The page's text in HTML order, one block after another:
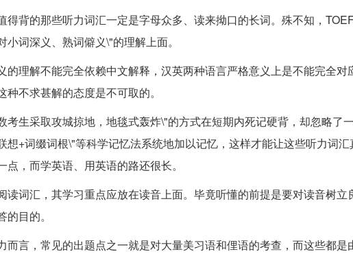
背的那些听力词汇一定是字母众多、读来拗口的长词。殊不知，
词深义、熟词僻义\"的理解上面。
理解不能完全依赖中文解释，汉英两种语言严格意义上是不能完全对
不求甚解的态度是不可取的。
生采取攻城掠地，地毯式轰炸\"的方式在短期内死记硬背，却忽略了
+词缀词根\"等科学记忆法系统地加以记忆，这样才能让这些听力词
，而学英语、用英语的路还很长。
词汇，其学习重点应放在读音上面。毕竟听懂的前提是要对读音树立
目的。
言，常见的出题点之一就是对大量美习语和俚语的考查，而这些都是